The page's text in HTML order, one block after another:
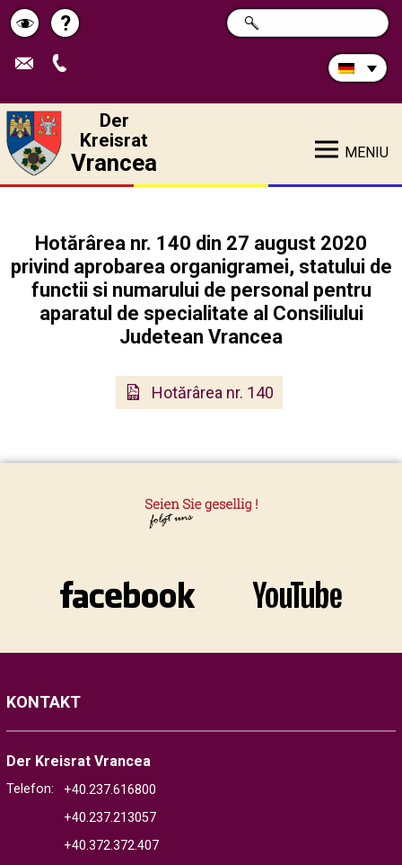
Schimbă
contrastul
Pagina
de
?
Durchsuchen
Sie
SUCHE
Der
Kreisrat
Vrancea MENIU
Hotărârea nr. 140 din 27 august 2020
privind aprobarea organigramei, statului de
functii si numarului de personal pentru
aparatul de specialitate al Consiliului
Judetean Vrancea
Hotărârea nr. 140
KONTAKT
Der Kreisrat Vrancea
Telefon:
+40.237.616800
+40.237.213057
+40.372.372.407